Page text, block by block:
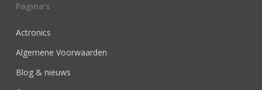
Pagina’s
Actronics
Algemene Voorwaarden
Blog & nieuws